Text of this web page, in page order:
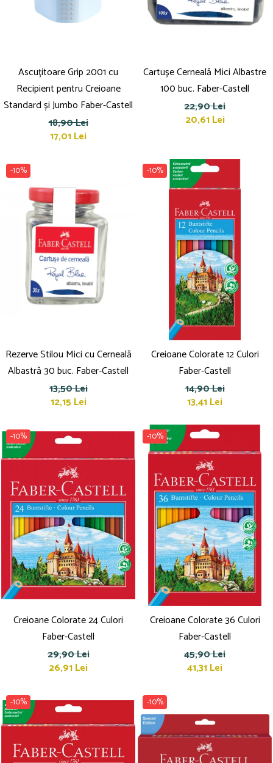
Tăiere și lipire
Ascuțitoare Grip 2001 cu
Recipient pentru Creioane
Standard și Jumbo Faber-Castell
18,90 Lei
17,01 Lei
Cartușe Cerneală Mici Albastre
100 buc. Faber-Castell
22,90 Lei
20,61 Lei
-10%
Rezerve Stilou Mici cu Cerneală
Albastră 30 buc. Faber-Castell
13,50 Lei
12,15 Lei
-10%
Creioane Colorate 12 Culori
Faber-Castell
14,90 Lei
13,41 Lei
-10%
Creioane Colorate 24 Culori
Faber-Castell
29,90 Lei
26,91 Lei
-10%
Creioane Colorate 36 Culori
Faber-Castell
45,90 Lei
41,31 Lei
-10% -10%